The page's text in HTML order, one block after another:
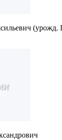
(урожд.